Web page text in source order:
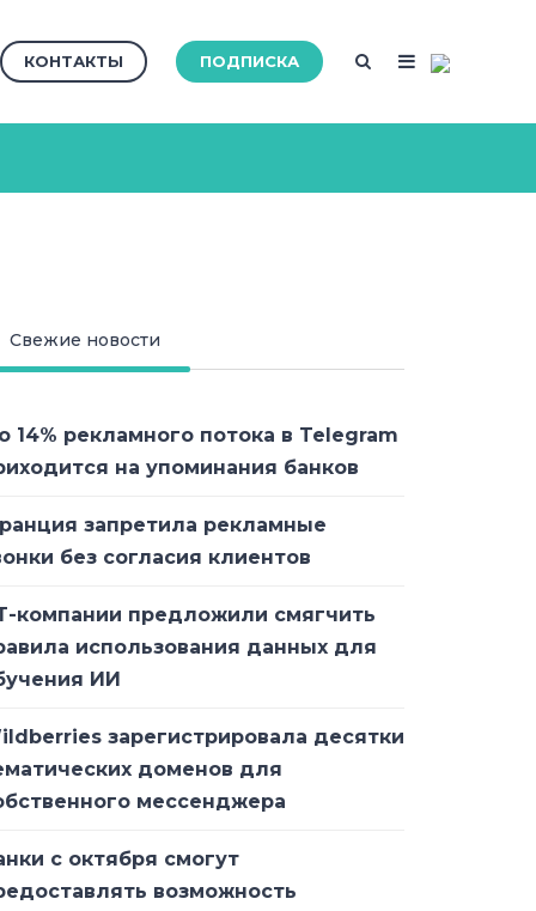
КОНТАКТЫ ПОДПИСКА
Свежие новости
14% рекламного потока в Telegram
на упоминания банков
запретила рекламные
без согласия клиентов
компании предложили смягчить
использования данных для
ИИ
зарегистрировала десятки
доменов для
мессенджера
с октября смогут
возможность